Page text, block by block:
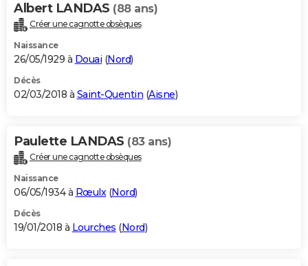
Albert LANDAS (88 ans)
Créer une cagnotte obsèques
Naissance
26/05/1929 à Douai (Nord)
Décès
02/03/2018 à Saint-Quentin (Aisne)
Paulette LANDAS (83 ans)
Créer une cagnotte obsèques
Naissance
06/05/1934 à Rœulx(Nord)
Décès
19/01/2018 à Lourches (Nord)